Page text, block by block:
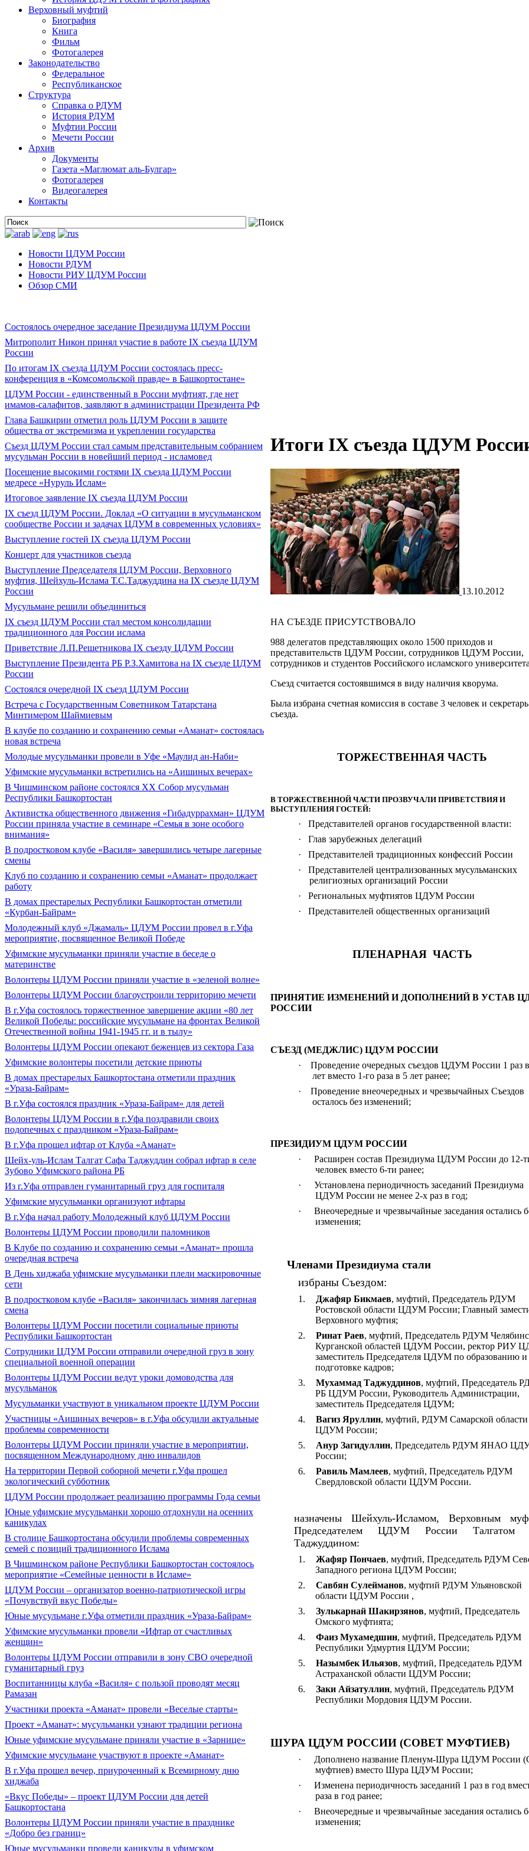
Верховный муфтий
Биография
Книга
Фильм
Фотогалерея
Законодательство
Федеральное
Республиканское
Структура
Справка о РДУМ
История РДУМ
Муфтии России
Мечети России
Архив
Документы
Газета «Маглюмат аль-Булгар»
Фотогалерея
Видеогалерея
Контакты
Новости ЦДУМ России
Новости РДУМ
Новости РИУ ЦДУМ России
Обзор СМИ
Состоялось очередное заседание Президиума ЦДУМ России
Митрополит Никон принял участие в работе IX съезда ЦДУМ
России
По итогам IX съезда ЦДУМ России состоялась пресс-
конференция в «Комсомольской правде» в Башкортостане»
ЦДУМ России - единственный в России муфтият, где нет
имамов-салафитов, заявляют в администрации Президента РФ
Глава Башкирии отметил роль ЦДУМ России в защите
общества от экстремизма и укреплении государства
Съезд ЦДУМ России стал самым представительным собранием
мусульман России в новейший период - исламовед
Посещение высокими гостями IX съезда ЦДУМ России
медресе «Нуруль Ислам»
Итоговое заявление IX съезда ЦДУМ России
IX съезд ЦДУМ России. Доклад «О ситуации в мусульманском
сообществе России и задачах ЦДУМ в современных условиях»
Выступление гостей IX съезда ЦДУМ России
Концерт для участников съезда
Выступление Председателя ЦДУМ России, Верховного
муфтия, Шейхуль-Ислама Т.С.Таджуддина на IX съезде ЦДУМ
России
Мусульмане решили объединиться
IX съезд ЦДУМ России стал местом консолидации
традиционного для России ислама
Приветствие Л.П.Решетникова IX съезду ЦДУМ России
Выступление Президента РБ Р.З.Хамитова на IX съезде ЦДУМ
России
Состоялся очередной IX съезд ЦДУМ России
Встреча с Государственным Советником Татарстана
Минтимером Шаймиевым
В клубе по созданию и сохранению семьи «Аманат» состоялась
новая встреча
Молодые мусульманки провели в Уфе «Маулид ан-Наби»
Уфимские мусульманки встретились на «Аишиных вечерах»
В Чишминском районе состоялся XX Собор мусульман
Республики Башкортостан
Активистка общественного движения «Гибадуррахман» ЦДУМ
России приняла участие в семинаре «Семья в зоне особого
внимания»
В подростковом клубе «Василя» завершились четыре лагерные
смены
Клуб по созданию и сохранению семьи «Аманат» продолжает
работу
В домах престарелых Республики Башкортостан отметили
«Курбан-Байрам»
Молодежный клуб «Джамаль» ЦДУМ России провел в г.Уфа
мероприятие, посвященное Великой Победе
Уфимские мусульманки приняли участие в беседе о
материнстве
Волонтеры ЦДУМ России приняли участие в «зеленой волне»
Волонтеры ЦДУМ России благоустроили территорию мечети
В г.Уфа состоялось торжественное завершение акции «80 лет
Великой Победы: российские мусульмане на фронтах Великой
Отечественной войны 1941-1945 гг. и в тылу»
Волонтеры ЦДУМ России опекают беженцев из сектора Газа
Уфимские волонтеры посетили детские приюты
В домах престарелых Башкортостана отметили праздник
«Ураза-Байрам»
В г.Уфа состоялся праздник «Ураза-Байрам» для детей
Волонтеры ЦДУМ России в г.Уфа поздравили своих
подопечных с праздником «Ураза-Байрам»
В г.Уфа прошел ифтар от Клуба «Аманат»
Шейх-уль-Ислам Талгат Сафа Таджуддин собрал ифтар в селе
Зубово Уфимского района РБ
Из г.Уфа отправлен гуманитарный груз для госпиталя
Уфимские мусульманки организуют ифтары
В г.Уфа начал работу Молодежный клуб ЦДУМ России
Волонтеры ЦДУМ России проводили паломников
В Клубе по созданию и сохранению семьи «Аманат» прошла
очередная встреча
В День хиджаба уфимские мусульманки плели маскировочные
сети
В подростковом клубе «Василя» закончилась зимняя лагерная
смена
Волонтеры ЦДУМ России посетили социальные приюты
Республики Башкортостан
Сотрудники ЦДУМ России отправили очередной груз в зону
специальной военной операции
Волонтеры ЦДУМ России ведут уроки домоводства для
мусульманок
Мусульманки участвуют в уникальном проекте ЦДУМ России
Участницы «Аишиных вечеров» в г.Уфа обсудили актуальные
проблемы современности
Волонтеры ЦДУМ России приняли участие в мероприятии,
посвященном Международному дню инвалидов
На территории Первой соборной мечети г.Уфа прошел
экологический субботник
ЦДУМ России продолжает реализацию программы Года семьи
Юные уфимские мусульманки хорошо отдохнули на осенних
каникулах
В столице Башкортостана обсудили проблемы современных
семей с позиций традиционного Ислама
В Чишминском районе Республики Башкортостан состоялось
мероприятие «Семейные ценности в Исламе»
ЦДУМ России – организатор военно-патриотической игры
«Почувствуй вкус Победы»
Юные мусульмане г.Уфа отметили праздник «Ураза-Байрам»
Уфимские мусульманки провели «Ифтар от счастливых
женщин»
Волонтеры ЦДУМ России отправили в зону СВО очередной
гуманитарный груз
Воспитанницы клуба «Василя» с пользой проводят месяц
Рамазан
Участники проекта «Аманат» провели «Веселые старты»
Проект «Аманат»: мусульманки узнают традиции региона
Юные уфимские мусульмане приняли участие в «Зарнице»
Уфимские мусульмане участвуют в проекте «Аманат»
В г.Уфа прошел вечер, приуроченный к Всемирному дню
хиджаба
«Вкус Победы» – проект ЦДУМ России для детей
Башкортостана
Волонтеры ЦДУМ России приняли участие в празднике
«Добро без границ»
Юные мусульманки провели каникулы в уфимском
Итоги IX cъезда ЦДУМ
13.10.2012
НА СЪЕЗДЕ ПРИСУТСТВОВАЛО
988 делегатов представляющих около 1500 приходов и
представительств ЦДУМ России, сотрудников ЦДУМ России,
сотрудников и студентов Российского исламского
Съезд считается состоявшимся в виду наличия кворума.
Была избрана счетная комиссия в составе 3 человек и секретарь
съезда.
ТОРЖЕСТВЕННАЯ ЧАСТЬ
В ТОРЖЕСТВЕННОЙ ЧАСТИ ПРОЗВУЧАЛИ ПРИВЕТСТВИЯ И
ВЫСТУПЛЕНИЯ ГОСТЕЙ:
·
Представителей органов государственной власти:
·
Глав зарубежных делегаций
·
Представителей традиционных конфессий России
·
Представителей централизованных мусульманских
религиозных организаций России
·
Региональных муфтиятов ЦДУМ России
·
Представителей общественных организаций
ПЛЕНАРНАЯ ЧАСТЬ
ПРИНЯТИЕ ИЗМЕНЕНИЙ И ДОПОЛНЕНИЙ В УСТАВ
РОССИИ
СЪЕЗД (МЕДЖЛИС) ЦДУМ РОССИИ
·
Проведение очередных съездов ЦДУМ России 1 раз
лет вместо 1-го раза в 5 лет ранее;
·
Проведение внеочередных и чрезвычайных Съездов
осталось без изменений;
ПРЕЗИДИУМ ЦДУМ РОССИИ
·
Расширен состав Президиума ЦДУМ России до 12-
человек вместо 6-ти ранее;
·
Установлена периодичность заседаний Президиума
ЦДУМ России не менее 2-х раз в год;
·
Внеочередные и чрезвычайные заседания остались
изменения;
Членами Президиума стали
избраны Съездом:
1. Джафяр Бикмаев, муфтий, Председатель РДУМ
Ростовской области ЦДУМ России; Главный
Верховного муфтия;
2.
Ринат Раев, муфтий, Председатель РДУМ
Курганской областей ЦДУМ России, ректор РИУ
заместитель Председателя ЦДУМ по образованию и
подготовке кадров;
3.
Мухаммад Таджуддинов, муфтий, Председатель
РБ ЦДУМ России, Руководитель Администрации,
заместитель Председателя ЦДУМ;
4.
Вагиз Яруллин, муфтий, РДУМ Самарской области
ЦДУМ России;
5.
Анур Загидуллин, Председатель РДУМ ЯНАО
России;
6.
Равиль Мамлеев, муфтий, Председатель РДУМ
Свердловской области ЦДУМ России.
назначены Шейхуль-Исламом, Верховным
Председателем ЦДУМ России Талгатом
Таджуддином:
1. Жафяр Пончаев, муфтий, Председатель РДУМ
Западного региона ЦДУМ России;
2.
Савбян Сулейманов, муфтий РДУМ Ульяновской
области ЦДУМ России ,
3.
Зулькарнай Шакирзянов, муфтий, Председатель
Омского муфтията;
4.
Фаиз Мухамедшин, муфтий, Председатель РДУМ
Республики Удмуртия ЦДУМ России;
5.
Назымбек Ильязов, муфтий, Председатель РДУМ
Астраханской области ЦДУМ России;
6.
Заки Айзатуллин, муфтий, Председатель РДУМ
Республики Мордовия ЦДУМ России.
ШУРА ЦДУМ РОССИИ (СОВЕТ МУФТИЕВ)
·
Дополнено название Пленум-Шура ЦДУМ России
муфтиев) вместо Шура ЦДУМ России;
·
Изменена периодичность заседаний 1 раз в год
раза в год ранее;
·
Внеочередные и чрезвычайные заседания остались
изменения;